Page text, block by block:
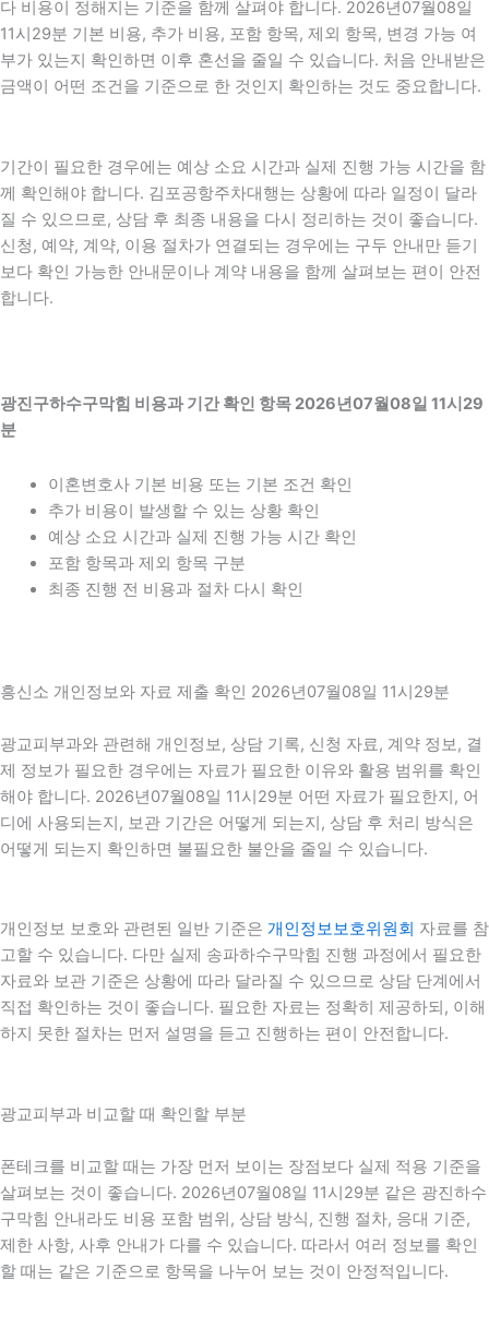
다 비용이 정해지는 기준을 함께 살펴야 합니다. 2026년07월08일
11시29분 기본 비용, 추가 비용, 포함 항목, 제외 항목, 변경 가능 여
부가 있는지 확인하면 이후 혼선을 줄일 수 있습니다. 처음 안내받은
금액이 어떤 조건을 기준으로 한 것인지 확인하는 것도 중요합니다.
기간이 필요한 경우에는 예상 소요 시간과 실제 진행 가능 시간을 함
께 확인해야 합니다. 김포공항주차대행는 상황에 따라 일정이 달라
질 수 있으므로, 상담 후 최종 내용을 다시 정리하는 것이 좋습니다.
신청, 예약, 계약, 이용 절차가 연결되는 경우에는 구두 안내만 듣기
보다 확인 가능한 안내문이나 계약 내용을 함께 살펴보는 편이 안전
합니다.
광진구하수구막힘 비용과 기간 확인 항목 2026년07월08일 11시29
분
이혼변호사 기본 비용 또는 기본 조건 확인
추가 비용이 발생할 수 있는 상황 확인
예상 소요 시간과 실제 진행 가능 시간 확인
포함 항목과 제외 항목 구분
최종 진행 전 비용과 절차 다시 확인
흥신소 개인정보와 자료 제출 확인 2026년07월08일 11시29분
광교피부과와 관련해 개인정보, 상담 기록, 신청 자료, 계약 정보, 결
제 정보가 필요한 경우에는 자료가 필요한 이유와 활용 범위를 확인
해야 합니다. 2026년07월08일 11시29분 어떤 자료가 필요한지, 어
디에 사용되는지, 보관 기간은 어떻게 되는지, 상담 후 처리 방식은
어떻게 되는지 확인하면 불필요한 불안을 줄일 수 있습니다.
개인정보 보호와 관련된 일반 기준은 개인정보보호위원회 자료를 참
고할 수 있습니다. 다만 실제 송파하수구막힘 진행 과정에서 필요한
자료와 보관 기준은 상황에 따라 달라질 수 있으므로 상담 단계에서
직접 확인하는 것이 좋습니다. 필요한 자료는 정확히 제공하되, 이해
하지 못한 절차는 먼저 설명을 듣고 진행하는 편이 안전합니다.
광교피부과 비교할 때 확인할 부분
폰테크를 비교할 때는 가장 먼저 보이는 장점보다 실제 적용 기준을
살펴보는 것이 좋습니다. 2026년07월08일 11시29분 같은 광진하수
구막힘 안내라도 비용 포함 범위, 상담 방식, 진행 절차, 응대 기준,
제한 사항, 사후 안내가 다를 수 있습니다. 따라서 여러 정보를 확인
할 때는 같은 기준으로 항목을 나누어 보는 것이 안정적입니다.